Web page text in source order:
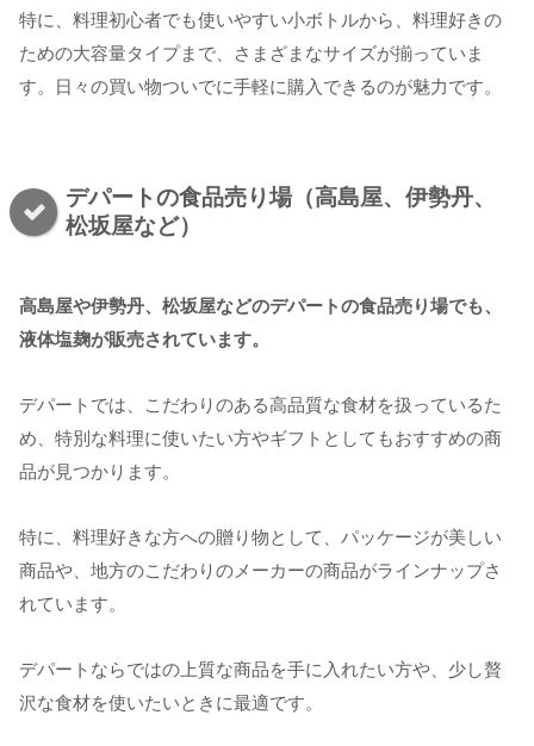
特に、料理初心者でも使いやすい小ボトルから、料理好きの
ための大容量タイプまで、さまざまなサイズが揃っていま
す。日々の買い物ついでに手軽に購入できるのが魅力です。
デパートの食品売り場（高島屋、伊勢丹、
松坂屋など）
高島屋や伊勢丹、松坂屋などのデパートの食品売り場でも、
液体塩麹が販売されています。
デパートでは、こだわりのある高品質な食材を扱っているた
め、特別な料理に使いたい方やギフトとしてもおすすめの商
品が見つかります。
特に、料理好きな方への贈り物として、パッケージが美しい
商品や、地方のこだわりのメーカーの商品がラインナップさ
れています。
デパートならではの上質な商品を手に入れたい方や、少し贅
沢な食材を使いたいときに最適です。